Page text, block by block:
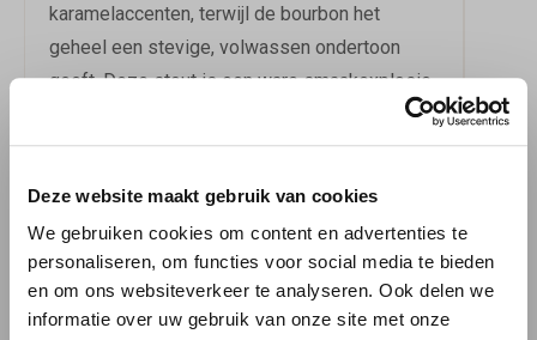
Deze website maakt gebruik van cookies
We gebruiken cookies om content en advertenties te
personaliseren, om functies voor social media te bieden
en om ons websiteverkeer te analyseren. Ook delen we
informatie over uw gebruik van onze site met onze
karamelaccenten, terwijl de bourbon het
geheel een stevige, volwassen ondertoon
geeft. Deze stout is een ware smaakexplosie,
gerechten. Denk hierbij aan vleesgerechten,
De bieren van Ritual Lab zijn bij ons te
bestellen via 'Bierbink'. Met de Papanero –